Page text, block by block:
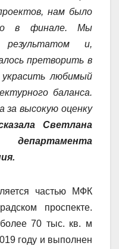
нам было
в финале. Мы
результатом и,
претворить в
любимый
баланса.
за высокую оценку
Светлана
частью МФК
проспекте.
70 тыс. кв. м
году и выполнен